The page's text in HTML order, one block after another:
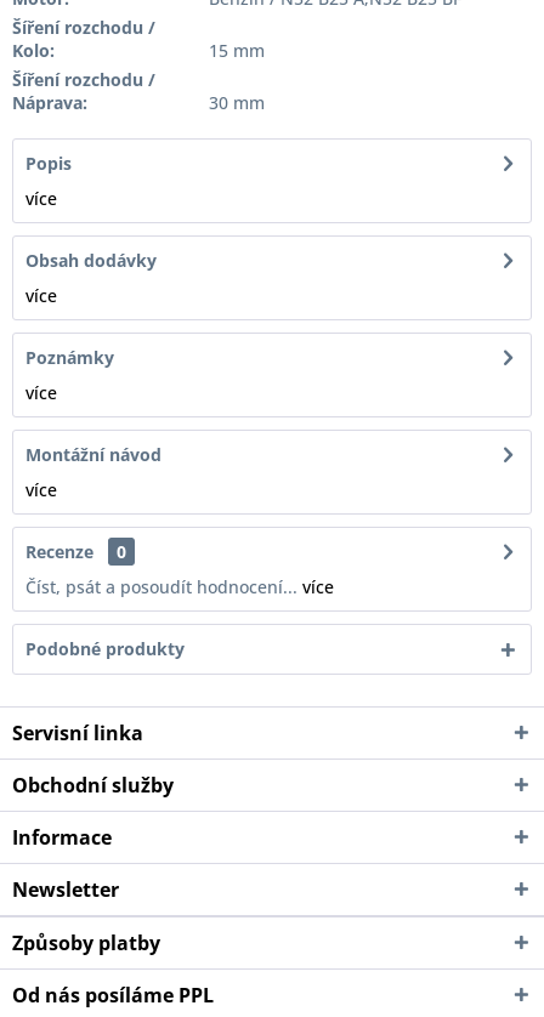
Šíření rozchodu /
Kolo:
15 mm
Šíření rozchodu /
Náprava:
30 mm
Popis
více
Obsah dodávky
více
Poznámky
více
Montážní návod
více
Recenze
0
Číst, psát a posoudít hodnocení... více
Podobné produkty
Servisní linka
Obchodní služby
Informace
Newsletter
Způsoby platby
Od nás posíláme PPL